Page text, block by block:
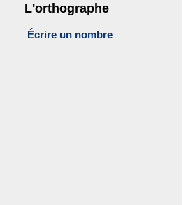
L'orthographe
Écrire un nombre